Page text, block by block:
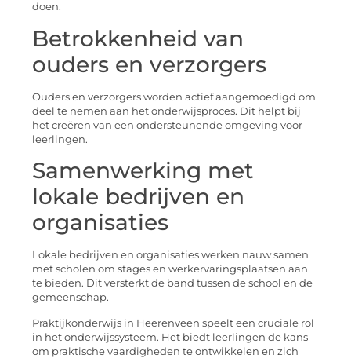
doen.
Betrokkenheid van
ouders en verzorgers
Ouders en verzorgers worden actief aangemoedigd om
deel te nemen aan het onderwijsproces. Dit helpt bij
het creëren van een ondersteunende omgeving voor
leerlingen.
Samenwerking met
lokale bedrijven en
organisaties
Lokale bedrijven en organisaties werken nauw samen
met scholen om stages en werkervaringsplaatsen aan
te bieden. Dit versterkt de band tussen de school en de
gemeenschap.
Praktijkonderwijs in Heerenveen speelt een cruciale rol
in het onderwijssysteem. Het biedt leerlingen de kans
om praktische vaardigheden te ontwikkelen en zich